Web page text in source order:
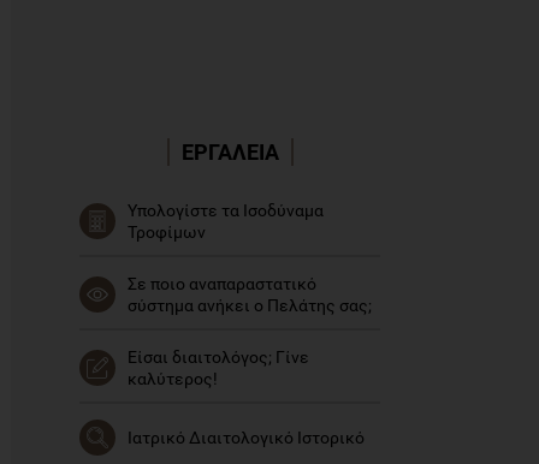
ΕΡΓΑΛΕΙΑ
Υπολογίστε τα Ισοδύναμα
Τροφίμων
Σε ποιο αναπαραστατικό
σύστημα ανήκει ο Πελάτης σας;
Είσαι διαιτολόγος; Γίνε
καλύτερος!
Ιατρικό Διαιτολογικό Ιστορικό